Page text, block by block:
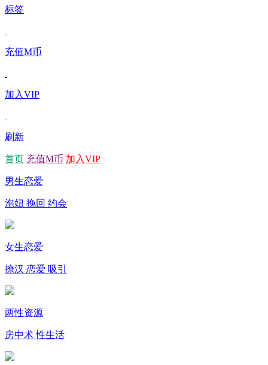
标签
充值M币
加入VIP
刷新
首页 充值M币 加入VIP
男生恋爱
泡妞 挽回 约会
女生恋爱
撩汉 恋爱 吸引
两性资源
房中术 性生活